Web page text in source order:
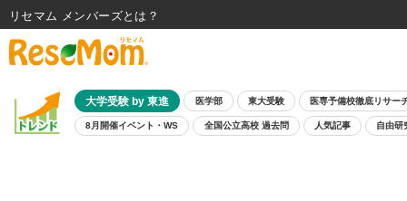
大学受験 by 東進 医学部 東大受験 医専予備校徹底リサー
8月開催イベント・WS 全国公立高校 過去問 人気記事 自由研
リセマム メンバーズ